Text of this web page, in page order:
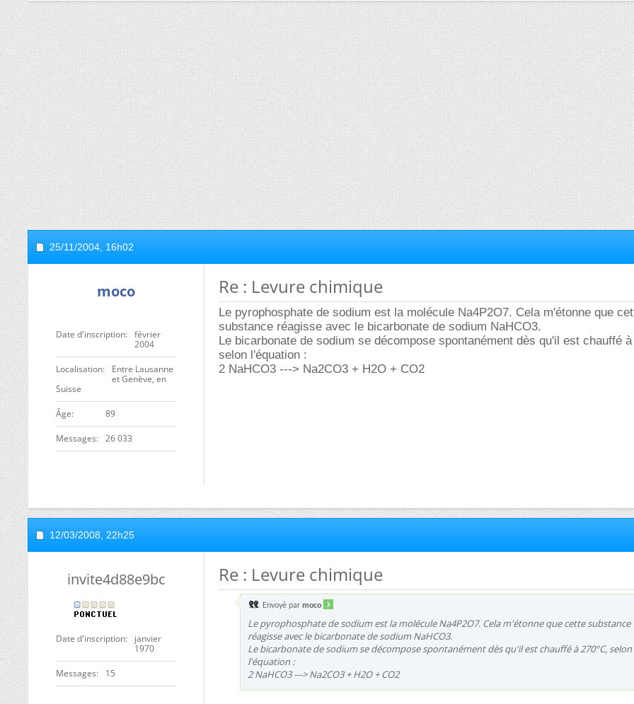
25/11/2004, 16h02
moco
Date d'inscription
février
2004
Localisation
Entre Lausanne
et Genève, en
Suisse
ge 89
Messages 26 033
Re : Levure chimique
Le pyrophosphate de sodium est la molécule Na4P2O7. Cela m'étonne que
substance réagisse avec le bicarbonate de sodium NaHCO3.
Le bicarbonate de sodium se décompose spontanément dès qu'il est chauffé à
selon l'équation :
2 NaHCO3 ---> Na2CO3 + H2O + CO2
12/03/2008, 22h25
invite4d88e9bc
Date d'inscription
janvier
1970
Messages 15
Re : Levure chimique
Envoyé par moco
Le pyrophosphate de sodium est la molécule Na4P2O7. Cela m'étonne que cette substance
réagisse avec le bicarbonate de sodium NaHCO3.
Le bicarbonate de sodium se décompose spontanément dès qu'il est chauffé à 270°C, selon
l'équation :
2 NaHCO3 ---> Na2CO3 + H2O + CO2